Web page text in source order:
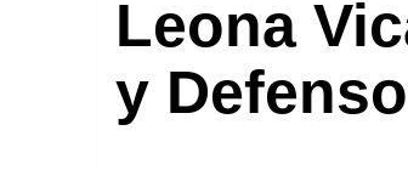
Leona
y